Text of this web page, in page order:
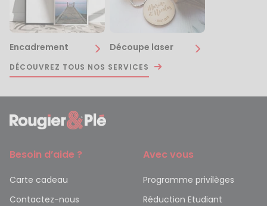
Encadrement Découpe laser
DÉCOUVREZ TOUS NOS SERVICES
Besoin d’aide ?
Carte cadeau
Contactez-nous
Avec vous
Programme privilèges
Réduction Etudiant